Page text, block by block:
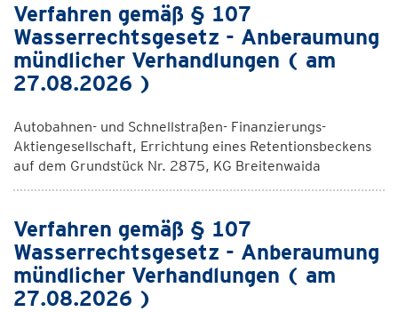
Verfahren gemäß § 107
Wasserrechtsgesetz - Anberaumung
mündlicher Verhandlungen ( am
27.08.2026 )
Autobahnen- und Schnellstraßen- Finanzierungs-
Aktiengesellschaft, Errichtung eines Retentionsbeckens
auf dem Grundstück Nr. 2875, KG Breitenwaida
Verfahren gemäß § 107
Wasserrechtsgesetz - Anberaumung
mündlicher Verhandlungen ( am
27.08.2026 )